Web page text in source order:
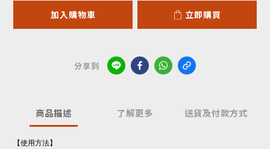
加入購物車 立即購買
分享到
商品描述 了解更多 送貨及付款方式
【使用方法】